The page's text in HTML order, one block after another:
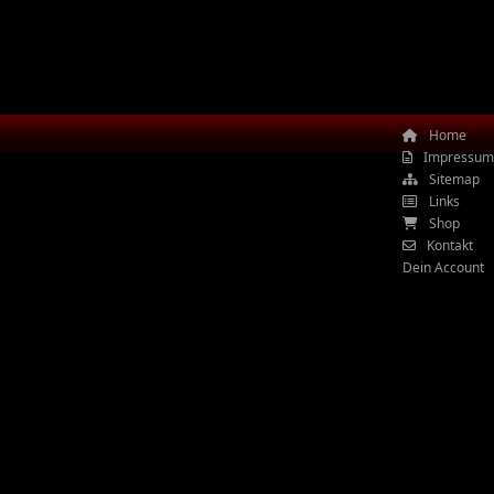
Home
Impressum
Sitemap
Links
Shop
Kontakt
Dein Account